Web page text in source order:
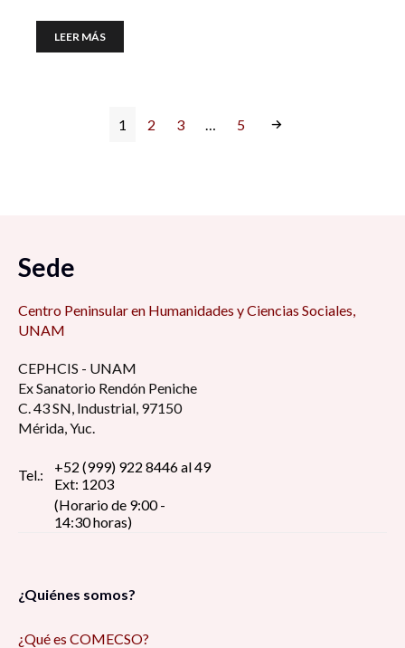
LEER MÁS
1 2 3 … 5
Sede
Centro Peninsular en Humanidades y Ciencias Sociales,
UNAM
CEPHCIS - UNAM
Ex Sanatorio Rendón Peniche
C. 43 SN, Industrial, 97150
Mérida, Yuc.
Tel.:
+52 (999) 922 8446 al 49
Ext: 1203
(Horario de 9:00 -
14:30 horas)
¿Quiénes somos?
¿Qué es COMECSO?